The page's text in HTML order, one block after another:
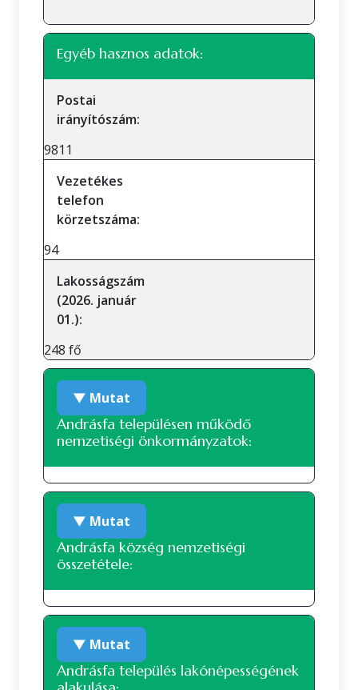
Egyéb hasznos adatok:
Postai
irányítószám:
9811
Vezetékes
telefon
körzetszáma:
94
Lakosságszám
(2026. január
01.):
248 fő
▼ Mutat
Andrásfa településen működő
nemzetiségi önkormányzatok:
A településen jelenleg nem működik
nemzetiségi önkormányzat.
▼ Mutat
Andrásfa község nemzetiségi
összetétele:
Nemzetiségi összetétel a 2022-es
népszámlálás alapján
▼ Mutat
Andrásfa település lakónépességének